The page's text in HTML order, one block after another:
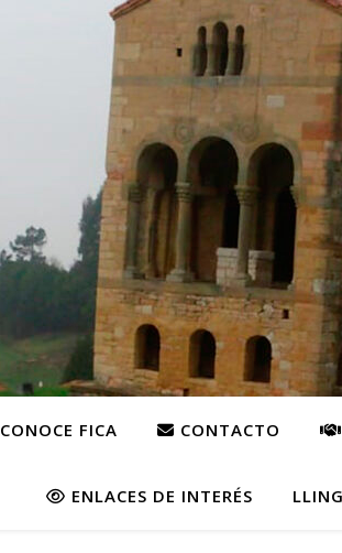
CONOCE FICA CONTACTO
ENLACES DE INTERÉS